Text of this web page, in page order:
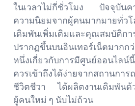
ในเวลาไม่กี่ชั่วโมง ปัจจุบันค
ความนิยมจากผู้คนมากมายทั่วโ
เดิมพันเพิ่มเติมและคุณสมบัติก
ปรากฏขึ้นบนอินเทอร์เน็ตมาก
หนึ่งเกี่ยวกับการมีศูนย์ออนไลน์
ควรเข้าถึงได้ง่ายจากสถานกา
ชีวิตชีวา ได้ผลิตงานเดิมพันด้ว
ผู้คนใหม่ ๆ นับไม่ถ้วน